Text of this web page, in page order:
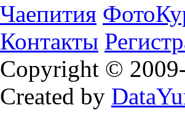
Чаепития
Контакты
Copyright ©
Created by